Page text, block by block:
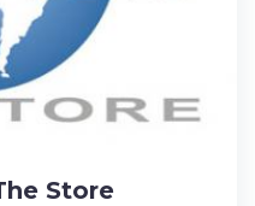
Store